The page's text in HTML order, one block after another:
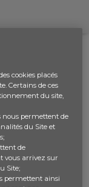
ADRESSE E-
DE PASSE
cookies placés
Certains de ces
du site,
nous permettent de
du Site et
de
vous arrivez sur
Site;
permettent ainsi